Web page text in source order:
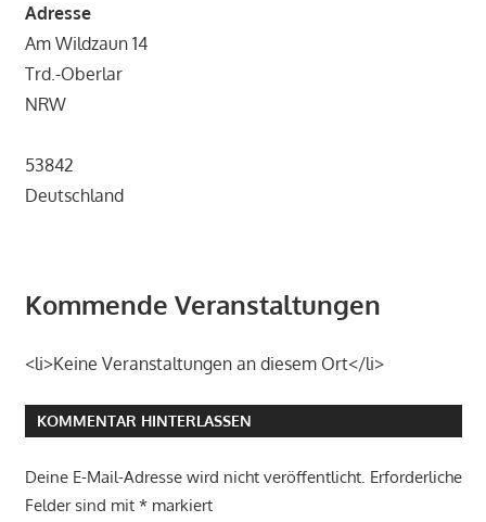
Adresse
Am Wildzaun 14
Trd.-Oberlar
NRW
53842
Deutschland
Kommende Veranstaltungen
<li>Keine Veranstaltungen an diesem Ort</li>
KOMMENTAR HINTERLASSEN
Deine E-Mail-Adresse wird nicht veröffentlicht. Erforderliche
Felder sind mit *markiert